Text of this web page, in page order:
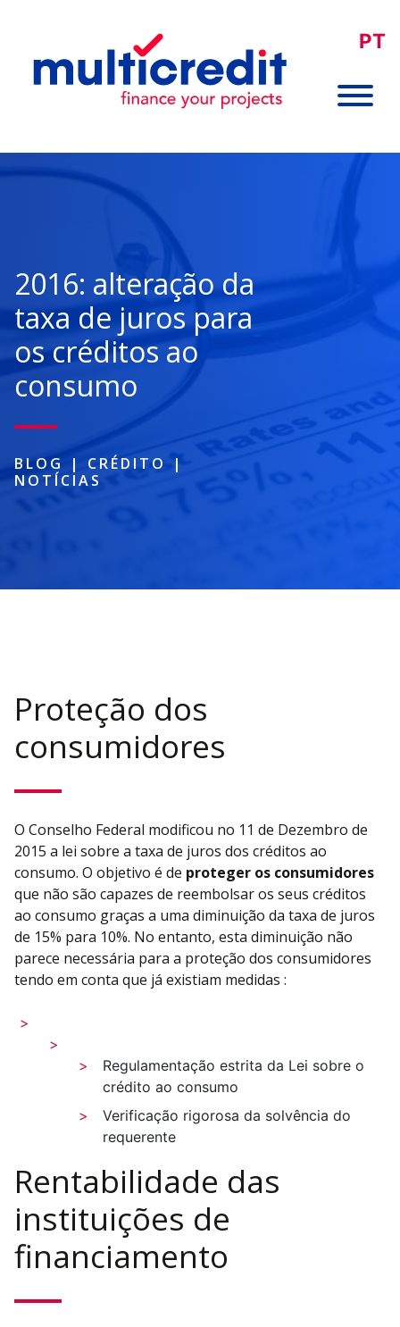
PT
2016: alteração da
taxa de juros para
os créditos ao
consumo
BLOG | CRÉDITO
|
NOTÍCIAS
Proteção dos
consumidores
O Conselho Federal modificou no 11 de Dezembro de
2015 a lei sobre a taxa de juros dos créditos ao
consumo. O objetivo é de proteger os consumidores
que não são capazes de reembolsar os seus créditos
ao consumo graças a uma diminuição da taxa de juros
de 15% para 10%. No entanto, esta diminuição não
parece necessária para a proteção dos consumidores
tendo em conta que já existiam medidas :
Regulamentação estrita da Lei sobre o
crédito ao consumo
Verificação rigorosa da solvência do
requerente
Rentabilidade das
instituições de
financiamento